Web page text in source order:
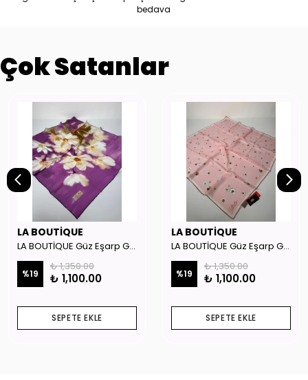
bedava
Çok Satanlar
LA BOUTİQUE
LA BOUTİQUE Güz Eşarp GYSE262908
%19
₺ 1,350.00
₺ 1,100.00
SEPETE EKLE
LA BOUTİQUE
LA BOUTİQUE Güz Eşarp GYSE130804
%19
₺ 1,350.00
₺ 1,100.00
SEPETE EKLE